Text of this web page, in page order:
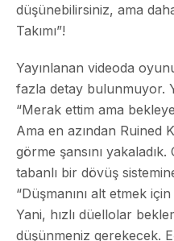
düşünebilirsiniz, ama
Takımı”!
Yayınlanan videoda
fazla detay bulunmuyor.
“Merak ettim ama
Ama en azından Ruined
görme şansını
tabanlı bir dövüş
“Düşmanını alt etmek
Yani, hızlı düellolar
düşünmeniz gerekecek.